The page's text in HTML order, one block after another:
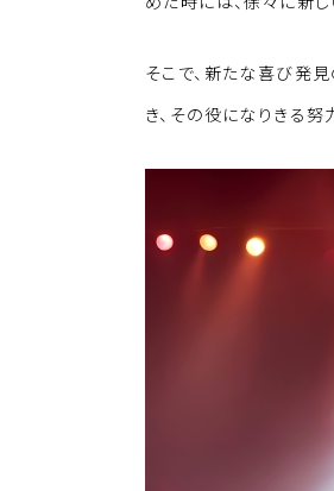
k o
k
そこで、新たな喜び発
き、その役になりきる